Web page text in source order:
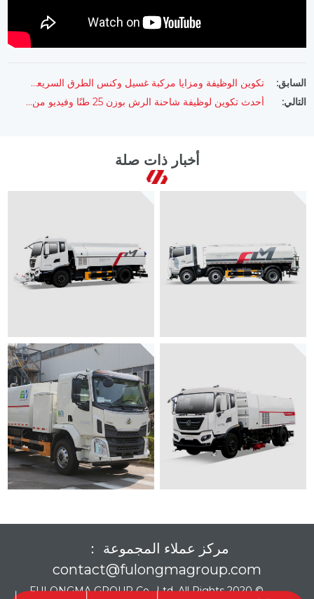
السابق:
تكوين الوظيفة ومزايا مركبة غسيل وكنس الطرق السريعة FULONGMA
التالي:
أحدث تكوين لوظيفة شاحنة الرش بوزن 25 طنًا وفيديو من FULONGMA
أخبار ذات صلة
مركز عملاء المجموعة ：
contact@fulongmagroup.com
© 2020 FULONGMA GROUP Co., Ltd. All Rights